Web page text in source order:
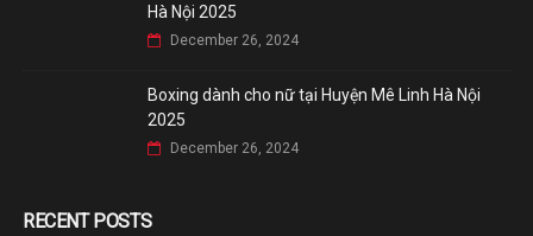
Hà Nội 2025
December 26, 2024
Boxing dành cho nữ tại Huyện Mê Linh Hà Nội
2025
December 26, 2024
RECENT POSTS